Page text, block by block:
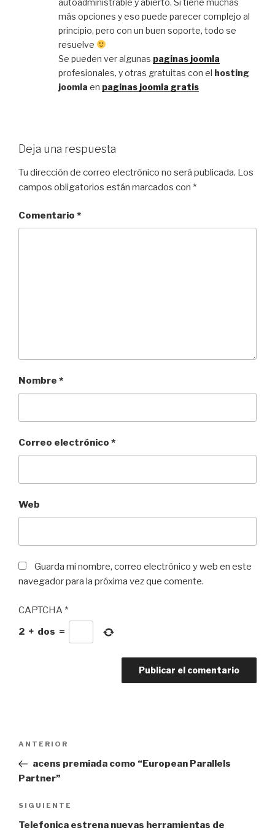
autoadministrable y abierto. Sí tiene muchas
más opciones y eso puede parecer complejo al
principio, pero con un buen soporte, todo se
resuelve
Se pueden ver algunas paginas joomla
profesionales, y otras gratuitas con el hosting
joomla en paginas joomla gratis
Deja una respuesta
Tu dirección de correo electrónico no será publicada. Los
campos obligatorios están marcados con *
Comentario *
Nombre *
Correo electrónico *
Web
Guarda mi nombre, correo electrónico y web en este
navegador para la próxima vez que comente.
CAPTCHA *
2 + dos =
entradas
Entrada
anterior:
ANTERIOR
acens premiada como “European Parallels
Partner”
Siguiente
entrada
SIGUIENTE
Telefonica estrena nuevas herramientas de